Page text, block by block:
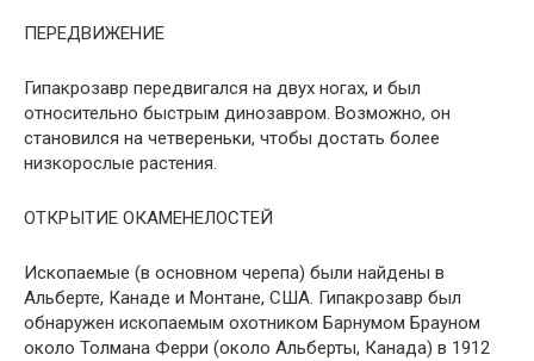
ПЕРЕДВИЖЕНИЕ
Гипакрозавр передвигался на двух ногах, и был
относительно быстрым динозавром. Возможно, он
становился на четвереньки, чтобы достать более
низкорослые растения.
ОТКРЫТИЕ ОКАМЕНЕЛОСТЕЙ
Ископаемые (в основном черепа) были найдены в
Альберте, Канаде и Монтане, США. Гипакрозавр был
обнаружен ископаемым охотником Барнумом Брауном
около Толмана Ферри (около Альберты, Канада) в 1912